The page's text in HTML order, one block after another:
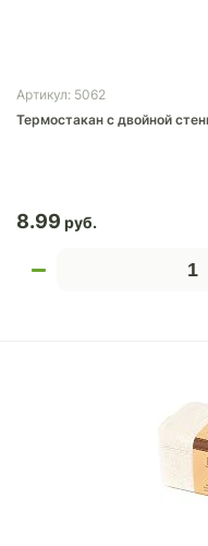
Артикул: 5062
Термостакан с двойной
8.99